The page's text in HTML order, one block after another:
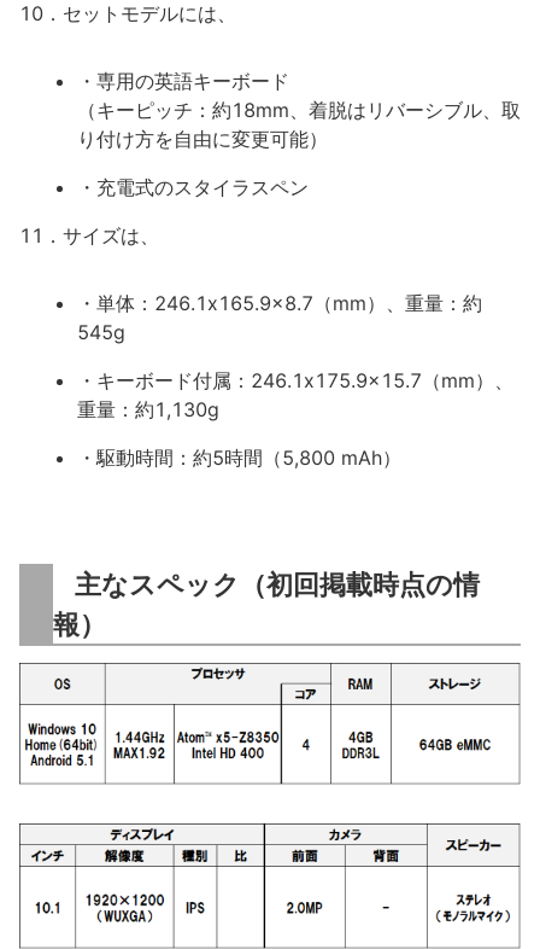
10．セットモデルには、
・専用の英語キーボード
（キーピッチ：約18mm、着脱はリバーシブル、取
り付け方を自由に変更可能）
・充電式のスタイラスペン
11．サイズは、
・単体：246.1x165.9x8.7（mm）、重量：約
545g
・キーボード付属：246.1x175.9x15.7（mm）、
重量：約1,130g
・駆動時間：約5時間（5,800 mAh）
主なスペック（初回掲載時点の情
報）